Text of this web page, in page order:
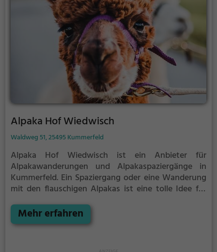
Alpaka Hof Wiedwisch
Waldweg 51, 25495 Kummerfeld
Alpaka Hof Wiedwisch ist ein Anbieter für
Alpakawanderungen und Alpakaspaziergänge in
Kummerfeld. Ein Spaziergang oder eine Wanderung
mit den flauschigen Alpakas ist eine tolle Idee für
Familie. Die kuscheligen Tiere strahlen eine
unheimliche Ruhe aus und werden daher auch
Mehr erfahren